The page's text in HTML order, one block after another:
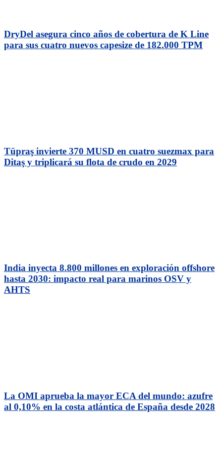
DryDel asegura cinco años de cobertura de K Line
para sus cuatro nuevos capesize de 182.000 TPM
Tüpraş invierte 370 MUSD en cuatro suezmax para
Ditaş y triplicará su flota de crudo en 2029
India inyecta 8.800 millones en exploración offshore
hasta 2030: impacto real para marinos OSV y
AHTS
La OMI aprueba la mayor ECA del mundo: azufre
al 0,10% en la costa atlántica de España desde 2028